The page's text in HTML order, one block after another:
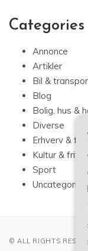
Categories
Annonce
Artikler
Bil &
Blog
Bolig, hus &
Diverse
Erhverv &
Kultur & fritid
Sport
© ALL RIGHTS